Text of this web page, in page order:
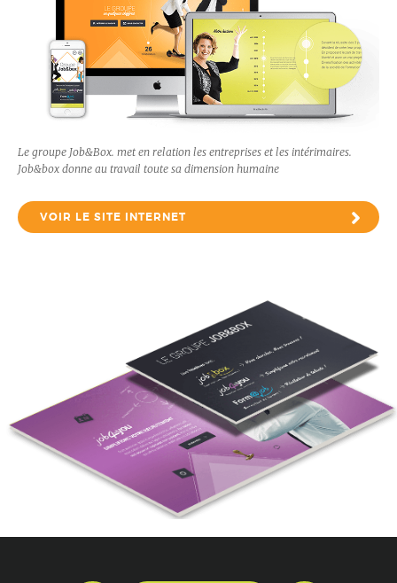
Le groupe Job&Box. met en relation les entreprises et les intérimaires.
Job&box donne au travail toute sa dimension humaine
VOIR LE SITE INTERNET